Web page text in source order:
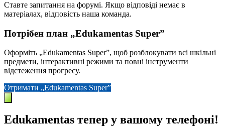
Ставте запитання на форумі. Якщо відповіді немає в
матеріалах, відповість наша команда.
Потрібен план „Edukamentas Super”
Оформіть „Edukamentas Super”, щоб розблокувати всі шкільні
предмети, інтерактивні режими та повні інструменти
відстеження прогресу.
Отримати „Edukamentas Super”
Edukamentas тепер у вашому телефоні!